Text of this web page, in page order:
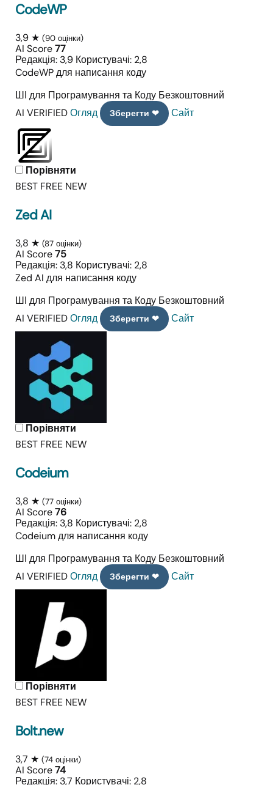
CodeWP
3,9 ★ (90 оцінки)
AI Score77
Редакція: 3,9 Користувачі: 2,8
CodeWP для написання коду
ШІ для Програмування та Коду Безкоштовний
AI VERIFIEDОгляд Зберегти ❤ Сайт
Порівняти
BEST FREE NEW
Zed AI
3,8 ★ (87 оцінки)
AI Score75
Редакція: 3,8 Користувачі: 2,8
Zed AI для написання коду
ШІ для Програмування та Коду Безкоштовний
AI VERIFIEDОгляд Зберегти ❤ Сайт
Порівняти
BEST FREE NEW
Codeium
3,8 ★ (77 оцінки)
AI Score76
Редакція: 3,8 Користувачі: 2,8
Codeium для написання коду
ШІ для Програмування та Коду Безкоштовний
AI VERIFIEDОгляд Зберегти ❤ Сайт
Порівняти
BEST FREE NEW
Bolt.new
3,7 ★ (74 оцінки)
AI Score74
Редакція: 3,7 Користувачі: 2,8